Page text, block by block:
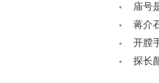
/a>
庙号
也是庙
蒋介
/a> 开膛
吗？< /
探长